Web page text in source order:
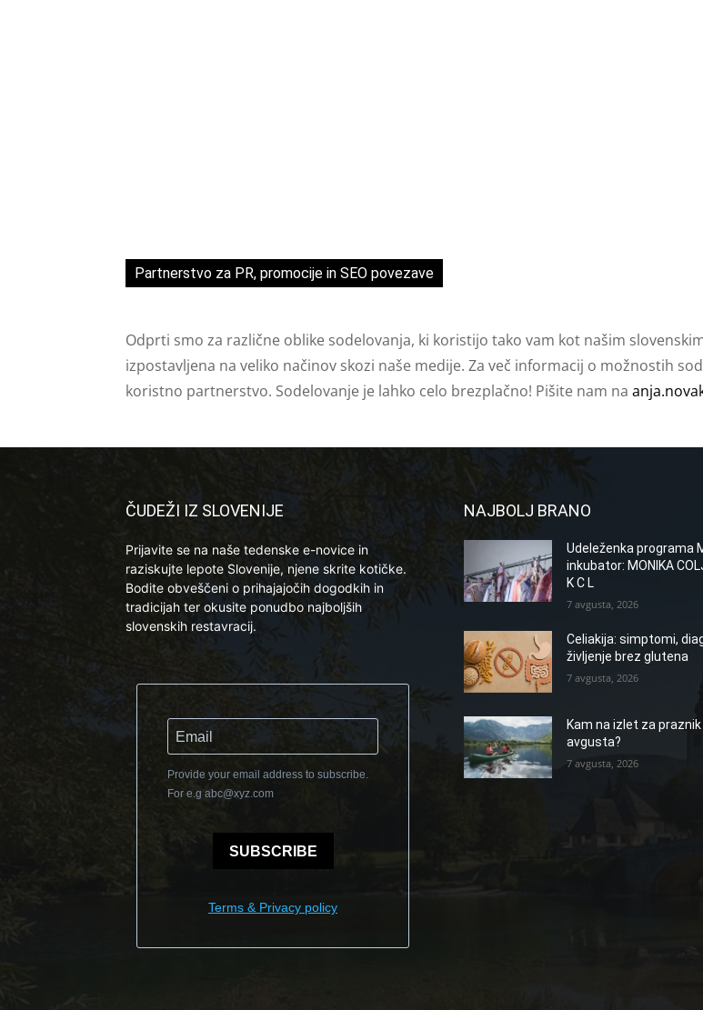
Partnerstvo za PR, promocije in SEO povezave
Odprti smo za različne oblike sodelovanja, ki koristijo tako vam kot našim
izpostavljena na veliko načinov skozi naše medije. Za več informacij o možnostih
koristno partnerstvo. Sodelovanje je lahko celo brezplačno! Pišite nam na
ČUDEŽI IZ SLOVENIJE
Prijavite se na naše tedenske e-novice in
raziskujte lepote Slovenije, njene skrite kotičke.
Bodite obveščeni o prihajajočih dogodkih in
tradicijah ter okusite ponudbo najboljših
slovenskih restavracij.
Provide your email address to subscribe.
For e.g abc@xyz.com
SUBSCRIBE
Terms & Privacy policy
NAJBOLJ BRANO
Udeleženka programa
inkubator: MONIKA
K C L
7 avgusta, 2026
Celiakija: simptomi,
življenje brez glutena
7 avgusta, 2026
Kam na izlet za praznik
avgusta?
7 avgusta, 2026